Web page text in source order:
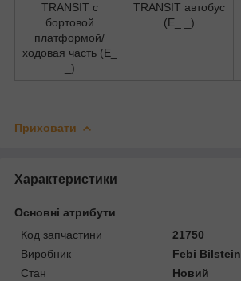
TRANSIT c
бортовой
платформой/
ходовая часть (E_
_)
TRANSIT автобус
(E_ _)
Приховати
Характеристики
Основні атрибути
Код запчастини
21750
Виробник
Febi Bilstein
Стан
Новий